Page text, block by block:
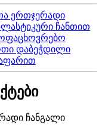
ერთჯერადი
ჩანთით
დაბეჭდილი